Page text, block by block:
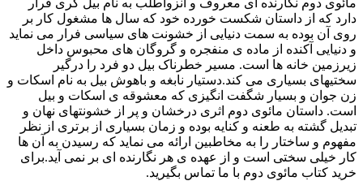
مائوی دوم نگارنده ای معروف و انزواطلب به نام بیل گری قرار
دارد که از داستان شکست خورده خود که سال ها مشغول کار بر
روی آن بوده به سمت دنیایی از خشونت های سیاسی فرار می نماید
و دنیایی آکنده از ماده ی منفجره و گروگان های محبوس داخل
زیرزمین خانه ها است. مسیر خطرناک بیل دو فرد را درگیر
سختیهای بسیاری می کند.دستیار نابغه و باهوش بیل به نام اسکات و
زن جوان و بسیار شگفت انگیزی که معشوقه ی اسکات و بیل
است. داستان مائوی دوم اثری درخشان و پر از خشونتهای نهان و
تبدیل گشته به طعنه و کنایه بوده و زمان بسیاری از برتری از نظر
مفهوم و ساختار را به مخاطبین ارائه می نماید که رسیدن به آن ها
کار خیلی سختی است و از عهده ی هر نگارنده ای بر نمی آید.برای
خرید کتاب مائوی دوم با ما تماس بگیرید.